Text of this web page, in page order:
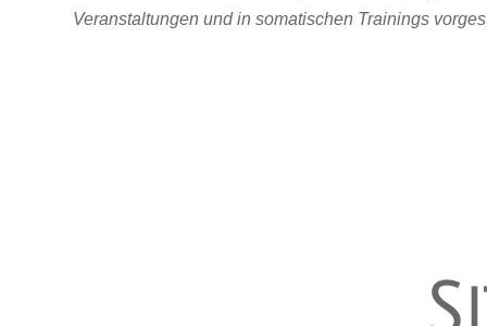
Veranstaltungen und in somatischen Trainings